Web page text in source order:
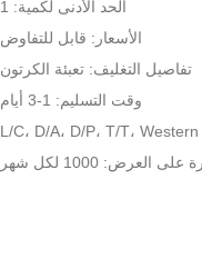
الحد الأدنى لكمية: 1
الأسعار: قابل للتفاوض
تفاصيل التغليف: تعبئة الكرتون
وقت التسليم: 1-3 أيام
على العرض: 1000 لكل شهر